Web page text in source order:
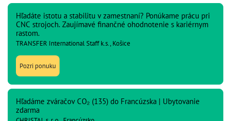
Hľadáte istotu a stabilitu v zamestnaní? Ponúkame prácu pri
CNC strojoch. Zaujímavé finančné ohodnotenie s kariérnym
rastom.
TRANSFER International Staff k.s., Košice
Pozri ponuku
Hľadáme zváračov CO₂ (135) do Francúzska | Ubytovanie
zdarma